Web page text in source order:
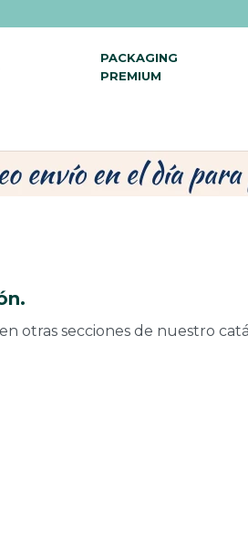
PACKAGING
PREMIUM
otras secciones de nuestro